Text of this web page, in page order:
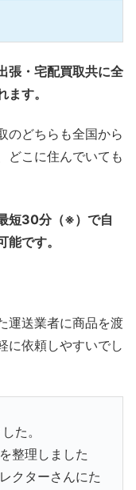
張・宅配買取共に全
す。
のどちらも全国から
どこに住んでいても
短30分（※）で自
です。
運送業者に商品を渡
に依頼しやすいでし
た。
整理しました
クターさんにた